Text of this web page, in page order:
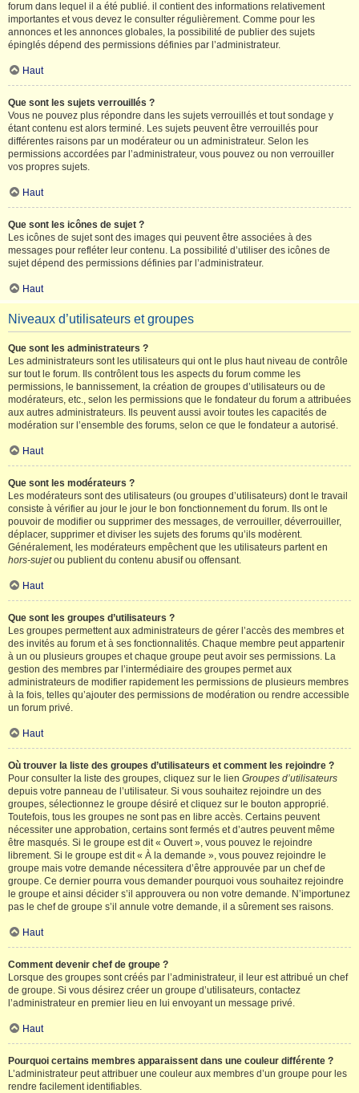
forum dans lequel il a été publié. il contient des informations relativement
importantes et vous devez le consulter régulièrement. Comme pour les
annonces et les annonces globales, la possibilité de publier des sujets
épinglés dépend des permissions définies par l’administrateur.
Haut
Que sont les sujets verrouillés ?
Vous ne pouvez plus répondre dans les sujets verrouillés et tout sondage y
étant contenu est alors terminé. Les sujets peuvent être verrouillés pour
différentes raisons par un modérateur ou un administrateur. Selon les
permissions accordées par l’administrateur, vous pouvez ou non verrouiller
vos propres sujets.
Haut
Que sont les icônes de sujet ?
Les icônes de sujet sont des images qui peuvent être associées à des
messages pour refléter leur contenu. La possibilité d’utiliser des icônes de
sujet dépend des permissions définies par l’administrateur.
Haut
Niveaux d’utilisateurs et groupes
Que sont les administrateurs ?
Les administrateurs sont les utilisateurs qui ont le plus haut niveau de contrôle
sur tout le forum. Ils contrôlent tous les aspects du forum comme les
permissions, le bannissement, la création de groupes d’utilisateurs ou de
modérateurs, etc., selon les permissions que le fondateur du forum a attribuées
aux autres administrateurs. Ils peuvent aussi avoir toutes les capacités de
modération sur l’ensemble des forums, selon ce que le fondateur a autorisé.
Haut
Que sont les modérateurs ?
Les modérateurs sont des utilisateurs (ou groupes d’utilisateurs) dont le travail
consiste à vérifier au jour le jour le bon fonctionnement du forum. Ils ont le
pouvoir de modifier ou supprimer des messages, de verrouiller, déverrouiller,
déplacer, supprimer et diviser les sujets des forums qu’ils modèrent.
Généralement, les modérateurs empêchent que les utilisateurs partent en
hors-sujetou publient du contenu abusif ou offensant.
Haut
Que sont les groupes d’utilisateurs ?
Les groupes permettent aux administrateurs de gérer l’accès des membres et
des invités au forum et à ses fonctionnalités. Chaque membre peut appartenir
à un ou plusieurs groupes et chaque groupe peut avoir ses permissions. La
gestion des membres par l’intermédiaire des groupes permet aux
administrateurs de modifier rapidement les permissions de plusieurs membres
à la fois, telles qu’ajouter des permissions de modération ou rendre accessible
un forum privé.
Haut
Où trouver la liste des groupes d’utilisateurs et comment les rejoindre ?
Pour consulter la liste des groupes, cliquez sur le lien Groupes d’utilisateurs
depuis votre panneau de l’utilisateur. Si vous souhaitez rejoindre un des
groupes, sélectionnez le groupe désiré et cliquez sur le bouton approprié.
Toutefois, tous les groupes ne sont pas en libre accès. Certains peuvent
nécessiter une approbation, certains sont fermés et d’autres peuvent même
être masqués. Si le groupe est dit « Ouvert », vous pouvez le rejoindre
librement. Si le groupe est dit « À la demande », vous pouvez rejoindre le
groupe mais votre demande nécessitera d’être approuvée par un chef de
groupe. Ce dernier pourra vous demander pourquoi vous souhaitez rejoindre
le groupe et ainsi décider s’il approuvera ou non votre demande. N’importunez
pas le chef de groupe s’il annule votre demande, il a sûrement ses raisons.
Haut
Comment devenir chef de groupe ?
Lorsque des groupes sont créés par l’administrateur, il leur est attribué un chef
de groupe. Si vous désirez créer un groupe d’utilisateurs, contactez
l’administrateur en premier lieu en lui envoyant un message privé.
Haut
Pourquoi certains membres apparaissent dans une couleur différente ?
L’administrateur peut attribuer une couleur aux membres d’un groupe pour les
rendre facilement identifiables.